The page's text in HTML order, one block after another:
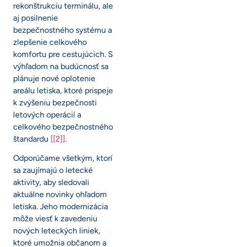
rekonštrukciu terminálu, ale
aj posilnenie
bezpečnostného systému a
zlepšenie celkového
komfortu pre cestujúcich. S
výhľadom na budúcnosť sa
plánuje nové oplotenie
areálu letiska, ktoré prispeje
k zvýšeniu bezpečnosti
letových operácií a
celkového bezpečnostného
štandardu [[2]].
Odporúčame všetkým, ktorí
sa zaujímajú o letecké
aktivity, aby sledovali
aktuálne novinky ohľadom
letiska. Jeho modernizácia
môže viesť k zavedeniu
nových leteckých liniek,
ktoré umožnia občanom a